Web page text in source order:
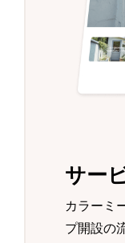
サー
カラーミ
プ開設の